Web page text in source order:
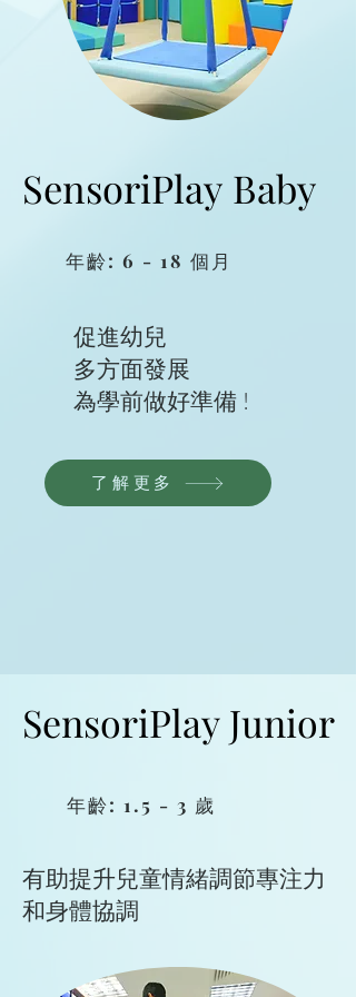
SensoriPlay Baby
SensoriPlay Baby
年齡: 6 - 18 個月
促進幼兒
多方面發展
為學前做好準備 !
了解更多
SensoriPlay Junior
SensoriPlay Junior
年齡: 1.5 - 3 歲
有助提升兒童情緒調節專注力
和身體協調